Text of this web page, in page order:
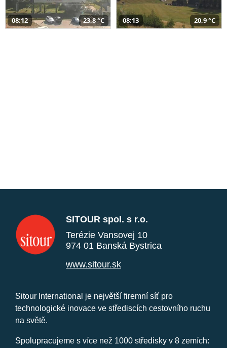
08:12 23,8 °C 08:13 20,9 °C
SITOUR spol. s r.o.
Terézie Vansovej 10
974 01 Banská Bystrica
www.sitour.sk
Sitour International je největší firemní síť pro
technologické inovace ve střediscích cestovního ruchu
na světě.
Spolupracujeme s více než 1000 středisky v 8 zemích: